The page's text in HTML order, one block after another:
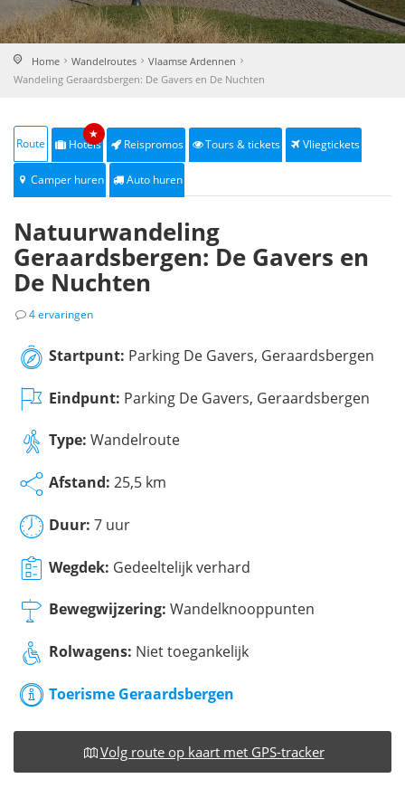
Home Wandelroutes
Vlaamse Ardennen
Wandeling Geraardsbergen: De Gavers en De Nuchten
Route Hotels
★
Reispromos Tours & tickets Vliegtickets
Camper huren Auto huren
Natuurwandeling
Geraardsbergen: De Gavers en
De Nuchten
4 ervaringen
Startpunt: Parking De Gavers, Geraardsbergen
Eindpunt: Parking De Gavers, Geraardsbergen
Type: Wandelroute
Afstand: 25,5 km
Duur: 7 uur
Wegdek: Gedeeltelijk verhard
Bewegwijzering: Wandelknooppunten
Rolwagens: Niet toegankelijk
Toerisme Geraardsbergen
Volg route op kaart met GPS-tracker